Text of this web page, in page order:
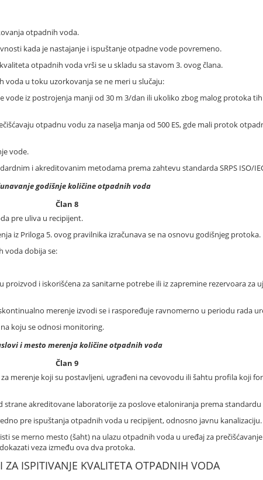
otpadnih voda.
kada je nastajanje i ispuštanje otpadne vode povremeno.
otpadnih voda vrši se u skladu sa stavom 3. ovog člana.
voda u toku uzorkovanja se ne meri u slučaju:
iz postrojenja manji od 30 m 3/dan ili ukoliko zbog malog protoka
otpadnu vodu za naselja manja od 500 ES, gde mali protok
vode.
i akreditovanim metodama prema zahtevu standarda SRPS ISO/
godišnje količine otpadnih voda
Član 8
pre uliva u recipijent.
iz Priloga 5. ovog pravilnika izračunava se na osnovu godišnjeg protoka.
voda dobija se:
i iskorišćena za sanitarne potrebe ili iz zapremine rezervoara za
merenje izvodi se i raspoređuje ravnomerno u periodu rada
koju se odnosi monitoring.
i mesto merenja količine otpadnih voda
Član 9
merenje koji su postavljeni, ugrađeni na cevovodu ili šahtu profila koji
akreditovane laboratorije za poslove etaloniranja prema standardu
pre ispuštanja otpadnih voda u recipijent, odnosno javnu kanalizaciju.
se merno mesto (šaht) na ulazu otpadnih voda u uređaj za
veza između ova dva protoka.
ISPITIVANJE KVALITETA OTPADNIH VODA